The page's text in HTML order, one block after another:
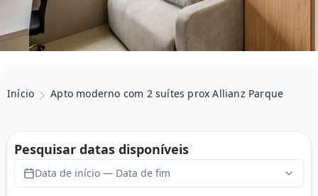
Início Apto moderno com 2 suítes prox Allianz Parque
Pesquisar datas disponíveis
Data de início — Data de fim